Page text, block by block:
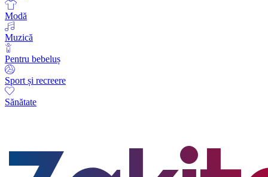
Modă
Muzică
Pentru bebeluș
Sport și recreere
Sănătate